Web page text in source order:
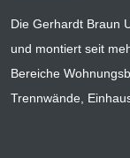
Die Gerhardt Braun
und montiert seit
Bereiche
Trennwände,